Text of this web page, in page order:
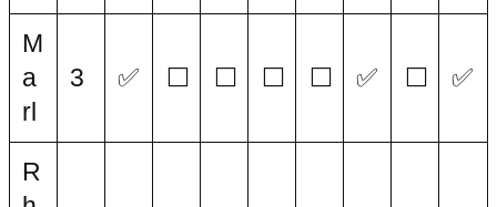
M
a
rl
3 ✅ ⬜ ⬜ ⬜ ⬜ ✅ ⬜ ✅
R